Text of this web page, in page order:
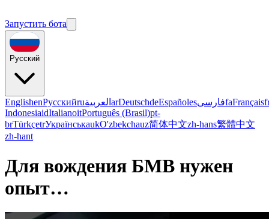
Запустить бота
Русский
EnglishenРусскийruالعربية arDeutschdeEspañolesفارسیfaFrançais
IndonesiaidItalianoitPortuguês (Brasil)pt-
brTürkçetrУкраїнськаukO'zbekchauz简体中文zh-hans繁體中文
zh-hant
Для вождения БМВ нужен
опыт…